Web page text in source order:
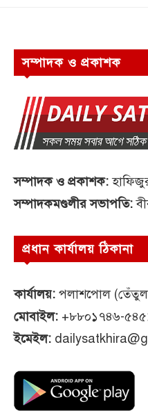
সম্পাদক ও প্রকাশক
সম্পাদক ও প্রকাশক:
সম্পাদকমণ্ডলীর সভাপতি:
প্রধান কার্যালয় ঠিকানা
কার্যালয়: পলাশপোল
মোবাইল: +৮৮০১৭৪৬-
ইমেইল: